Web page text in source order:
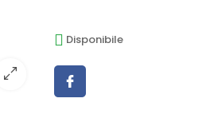
Disponibile